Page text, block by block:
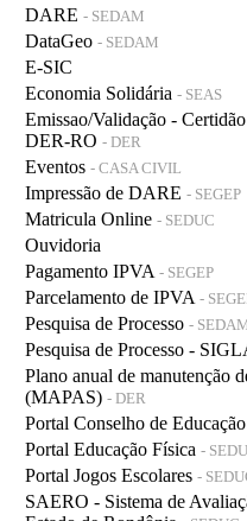
DARE - SEDAM
DataGeo - SEDAM
E-SIC
Economia Solidária - SEAS
Emissao/Validação -
DER-RO - DER
Eventos - CASA CIVIL
Impressão de DARE - SEGEP
Matricula Online - SEDUC
Ouvidoria
Pagamento IPVA - SEGEP
Parcelamento de IPVA -
Pesquisa de Processo -
Pesquisa de Processo -
Plano anual de manutenção
(MAPAS) - DER
Portal Conselho de Educação
Portal Educação Física -
Portal Jogos Escolares -
SAERO - Sistema de